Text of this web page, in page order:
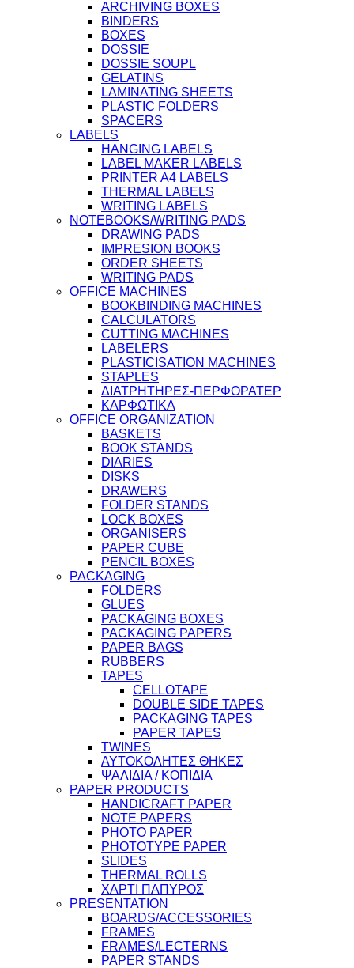
ARCHIVING BOXES
BINDERS
BOXES
DOSSIE
DOSSIE SOUPL
GELATINS
LAMINATING SHEETS
PLASTIC FOLDERS
SPACERS
LABELS
HANGING LABELS
LABEL MAKER LABELS
PRINTER A4 LABELS
THERMAL LABELS
WRITING LABELS
NOTEBOOKS/WRITING PADS
DRAWING PADS
IMPRESION BOOKS
ORDER SHEETS
WRITING PADS
OFFICE MACHINES
BOOKBINDING MACHINES
CALCULATORS
CUTTING MACHINES
LABELERS
PLASTICISATION MACHINES
STAPLES
ΔΙΑΤΡΗΤΗΡΕΣ-ΠΕΡΦΟΡΑΤΕΡ
ΚΑΡΦΩΤΙΚΑ
OFFICE ORGANIZATION
BASKETS
BOOK STANDS
DIARIES
DISKS
DRAWERS
FOLDER STANDS
LOCK BOXES
ORGANISERS
PAPER CUBE
PENCIL BOXES
PACKAGING
FOLDERS
GLUES
PACKAGING BOXES
PACKAGING PAPERS
PAPER BAGS
RUBBERS
TAPES
CELLOTAPE
DOUBLE SIDE TAPES
PACKAGING TAPES
PAPER TAPES
TWINES
ΑΥΤΟΚΟΛΗΤΕΣ ΘΗΚΕΣ
ΨΑΛΙΔΙΑ / ΚΟΠΙΔΙΑ
PAPER PRODUCTS
HANDICRAFT PAPER
NOTE PAPERS
PHOTO PAPER
PHOTOTYPE PAPER
SLIDES
THERMAL ROLLS
ΧΑΡΤΙ ΠΑΠΥΡΟΣ
PRESENTATION
BOARDS/ACCESSORIES
FRAMES
FRAMES/LECTERNS
PAPER STANDS